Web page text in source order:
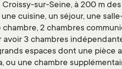
sur-Seine, à 200 m
cuisine, un séjour, une
2 chambres
avoir 3 chambres
espaces dont une
ou une chambre